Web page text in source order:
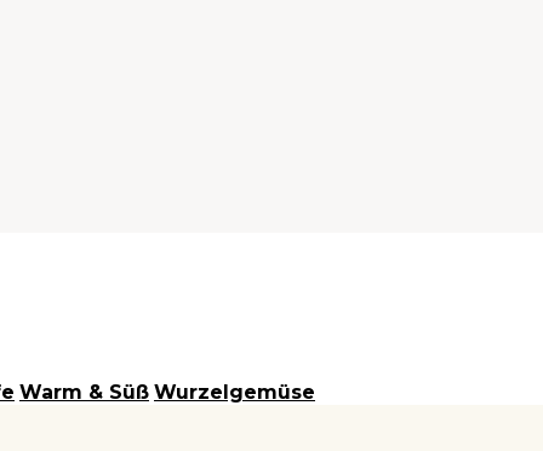
Warm & Süß Wurzelgemüse